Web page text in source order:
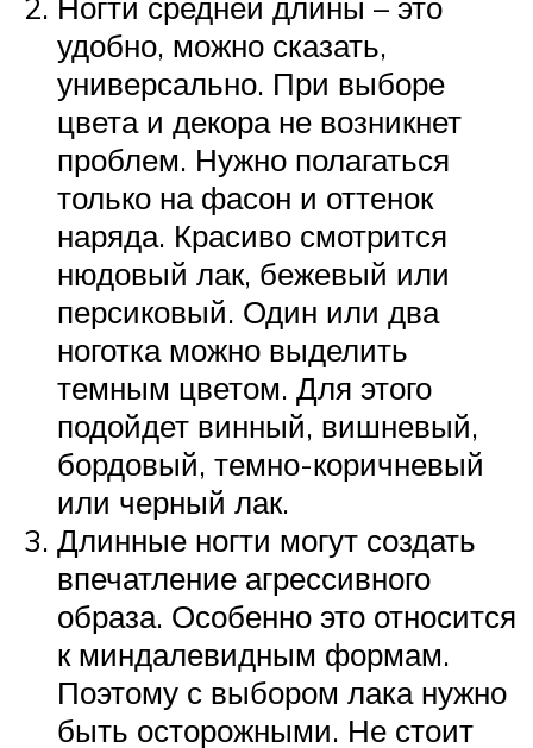
удобно, можно сказать,
универсально. При выборе
цвета и декора не возникнет
проблем. Нужно полагаться
только на фасон и оттенок
наряда. Красиво смотрится
нюдовый лак, бежевый или
персиковый. Один или два
ноготка можно выделить
темным цветом. Для этого
подойдет винный, вишневый,
бордовый, темно-коричневый
или черный лак.
Длинные ногти могут создать
впечатление агрессивного
образа. Особенно это относится
к миндалевидным формам.
Поэтому с выбором лака нужно
быть осторожными. Не стоит